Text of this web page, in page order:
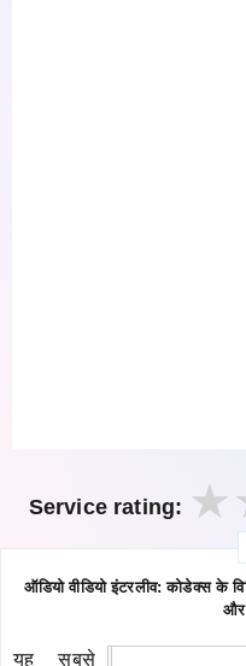
Service rating:
ऑडियो वीडियो इंटरलीव: कोडेक्स के
और
यह सबसे